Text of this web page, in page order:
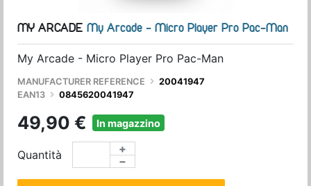
MY ARCADE My Arcade - Micro Player Pro Pac-Man
My Arcade - Micro Player Pro Pac-Man
MANUFACTURER REFERENCE
20041947
EAN13
0845620041947
49,90 € In magazzino
Quantità −
+